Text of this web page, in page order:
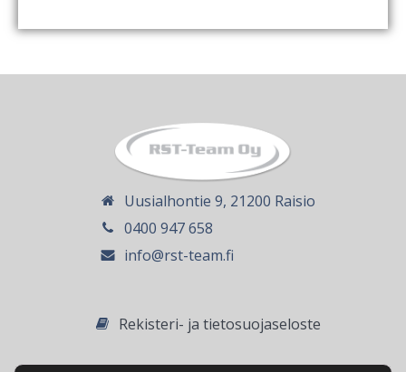
Uusialhontie 9, 21200 Raisio
0400 947 658
info@rst-team.fi
Rekisteri- ja tietosuojaseloste